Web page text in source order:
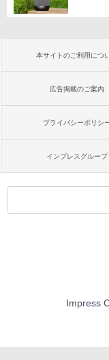
本サイトのご利用につ
広告掲載のご案内
プライバシーポリシ
インプレスグループ
Impress